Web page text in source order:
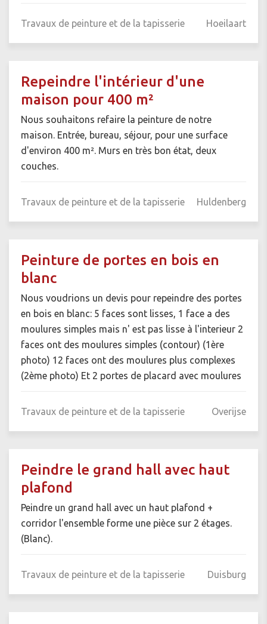
Travaux de peinture et de la tapisserie Hoeilaart
Repeindre l'intérieur d'une
maison pour 400 m²
Nous souhaitons refaire la peinture de notre
maison. Entrée, bureau, séjour, pour une surface
d'environ 400 m². Murs en très bon état, deux
couches.
Travaux de peinture et de la tapisserie Huldenberg
Peinture de portes en bois en
blanc
Nous voudrions un devis pour repeindre des portes
en bois en blanc: 5 faces sont lisses, 1 face a des
moulures simples mais n' est pas lisse à l'interieur 2
faces ont des moulures simples (contour) (1ère
photo) 12 faces ont des moulures plus complexes
(2ème photo) Et 2 portes de placard avec moulures
Travaux de peinture et de la tapisserie Overijse
Peindre le grand hall avec haut
plafond
Peindre un grand hall avec un haut plafond +
corridor l'ensemble forme une pièce sur 2 étages.
(Blanc).
Travaux de peinture et de la tapisserie Duisburg